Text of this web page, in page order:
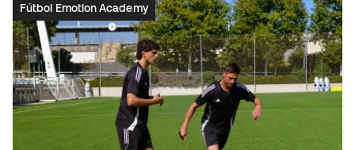
Fútbol Emotion Academy